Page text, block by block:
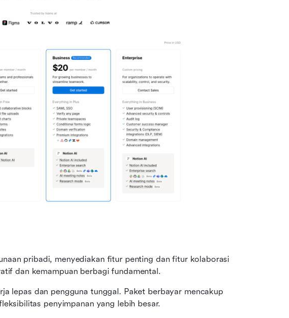
pribadi, menyediakan fitur penting dan fitur kolaborasi
dan kemampuan berbagi fundamental.
lepas dan pengguna tunggal. Paket berbayar mencakup
penyimpanan yang lebih besar.